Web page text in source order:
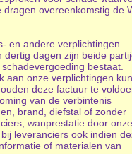
overeenkomstig de
en andere verplichtingen
dagen zijn beide
bestaat.
aan onze verplichtingen
deze factuur te
van de verbintenis
brand, diefstal of zonder
wanprestatie door onze
leveranciers ook indien
of materialen van